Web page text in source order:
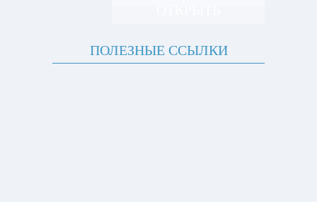
ПОЛЕЗНЫЕ ССЫЛКИ